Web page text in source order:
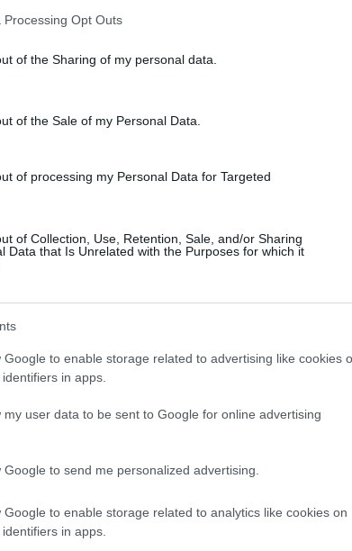
Processing Opt Outs
of the Sharing of my personal data.
of the Sale of my Personal Data.
of processing my Personal Data for Targeted
of Collection, Use, Retention, Sale, and/or Sharing
Data that Is Unrelated with the Purposes for which it
Google to enable storage related to advertising like cookies
in apps.
my user data to be sent to Google for online advertising
Google to send me personalized advertising.
Google to enable storage related to analytics like cookies on
in apps.